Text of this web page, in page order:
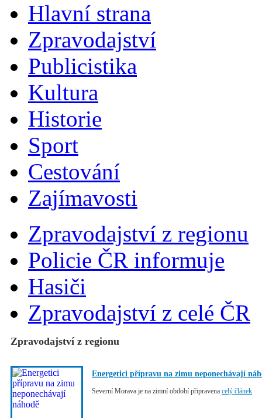
Hlavní strana
Zpravodajství
Publicistika
Kultura
Historie
Sport
Cestování
Zajímavosti
Zpravodajství z regionu
Policie ČR informuje
Hasiči
Zpravodajství z celé ČR
Zpravodajství z regionu
Energetici přípravu na zimu neponechávají
Severní Morava je na zimní období připravena celý článek